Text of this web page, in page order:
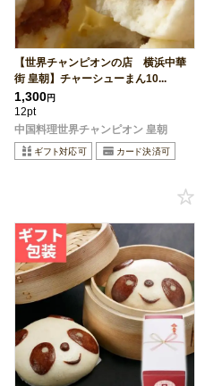
【世界チャンピオンの店 横浜中華
街 皇朝】チャーシューまん10...
1,300円
12pt
中国料理世界チャンピオン 皇朝